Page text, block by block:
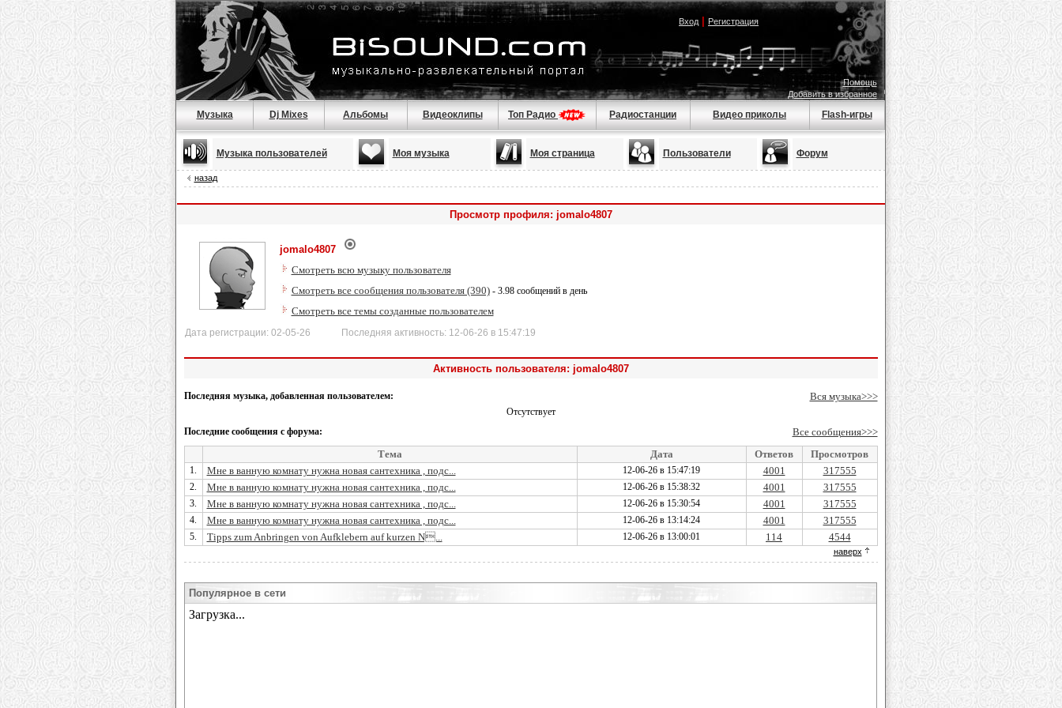
Вход| Регистрация
Помощь
Добавить в избранное
Музыка Dj Mixes Альбомы Видеоклипы Топ Радио Радиостанции Видео приколы Flash-игры
Музыка пользователей Моя музыка Моя страница Пользователи Форум
назад
Просмотр профиля: jomalo4807
jomalo4807
Смотреть всю музыку пользователя
Смотреть все сообщения пользователя (390)- 3.98 сообщений в день
Смотреть все темы созданные пользователем
Дата регистрации: 02-05-26 Последняя активность: 12-06-26 в 15:47:19
Активность пользователя: jomalo4807
Последняя музыка, добавленная пользователем: Вся музыка>>>
Отсутствует
Последние сообщения с форума:
Все сообщения>>>
Тема
Дата Ответов Просмотров
1. Мне в ванную комнату нужна новая сантехника , подс... 12-06-26 в 15:47:19 4001 317555
2. Мне в ванную комнату нужна новая сантехника , подс... 12-06-26 в 15:38:32 4001 317555
3. Мне в ванную комнату нужна новая сантехника , подс... 12-06-26 в 15:30:54 4001 317555
4. Мне в ванную комнату нужна новая сантехника , подс... 12-06-26 в 13:14:24 4001 317555
5. Tipps zum Anbringen von Aufklebern auf kurzen N... 12-06-26 в 13:00:01 114 4544
наверх
Популярное в сети